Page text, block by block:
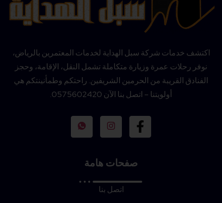
اكتشف خدمات شركة سبل الهداية لخدمات المعتمرين بالرياض،
نوفر رحلات عمرة وزيارة متكاملة تشمل النقل، الإقامة، وحجز
الفنادق القريبة من الحرمين الشريفين. راحتكم وطمأنينتكم هي
أولويتنا – اتصل بنا الآن 0575602420.
صفحات هامة
اتصل بنا